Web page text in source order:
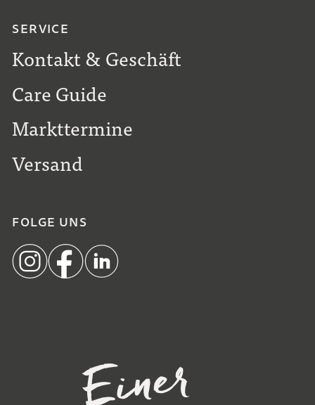
SERVICE
Kontakt & Geschäft
Care Guide
Markttermine
Versand
FOLGE UNS